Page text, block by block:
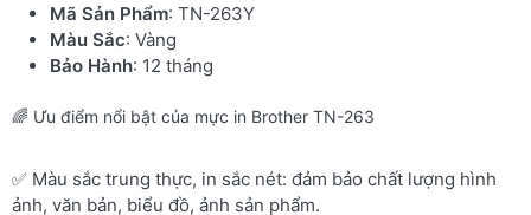
Mã Sản Phẩm: TN-263Y
Màu Sắc: Vàng
Bảo Hành: 12 tháng
🌈 Ưu điểm nổi bật của mực in Brother TN-263
✅ Màu sắc trung thực, in sắc nét: đảm bảo chất lượng hình
ảnh, văn bản, biểu đồ, ảnh sản phẩm.